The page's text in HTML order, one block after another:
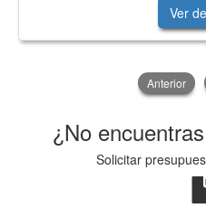
Ver
Anterior
¿No
Solicitar